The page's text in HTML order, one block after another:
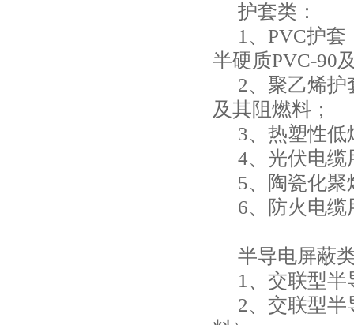
护套类：
1、PVC护套
半硬质PVC-90
2、聚乙烯
及其阻燃料；
3、热塑性
4、光伏电缆
5、陶瓷化聚
6、防火电
半导电屏蔽
1、交联型
2、交联型